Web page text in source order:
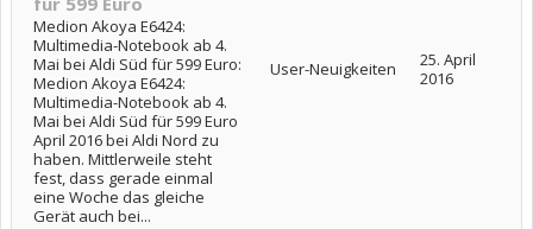
Medion Akoya E6424:
Multimedia-Notebook ab 4.
Mai bei Aldi Süd für 599 Euro:
Medion Akoya E6424:
Multimedia-Notebook ab 4.
Mai bei Aldi Süd für 599 Euro
April 2016 bei Aldi Nord zu
haben. Mittlerweile steht
fest, dass gerade einmal
eine Woche das gleiche
Gerät auch bei...
User-Neuigkeiten
25. April
2016